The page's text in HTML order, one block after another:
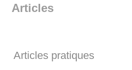
Articles
Articles pratiques